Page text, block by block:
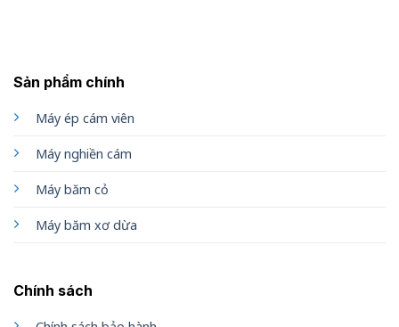
Sản phẩm chính
Máy ép cám viên
Máy nghiền cám
Máy băm cỏ
Máy băm xơ dừa
Chính sách